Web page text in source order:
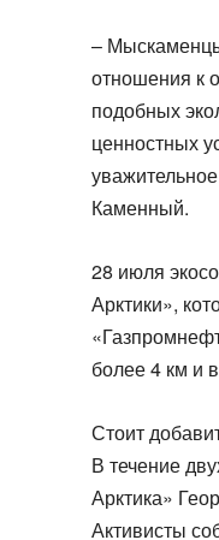
–
отношения к
подобных
ценностных
Каменный.
28 июля
Арктики»,
более 4 км и
Стоит
В течение
Арктика»
Активисты